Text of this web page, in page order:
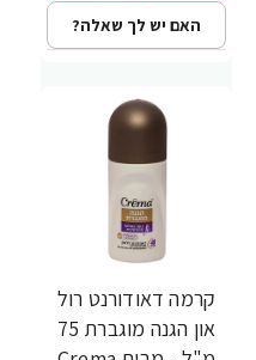
האם יש לך שאלה?
קרמה דאודורנט רול
און הגנה מוגברת 75